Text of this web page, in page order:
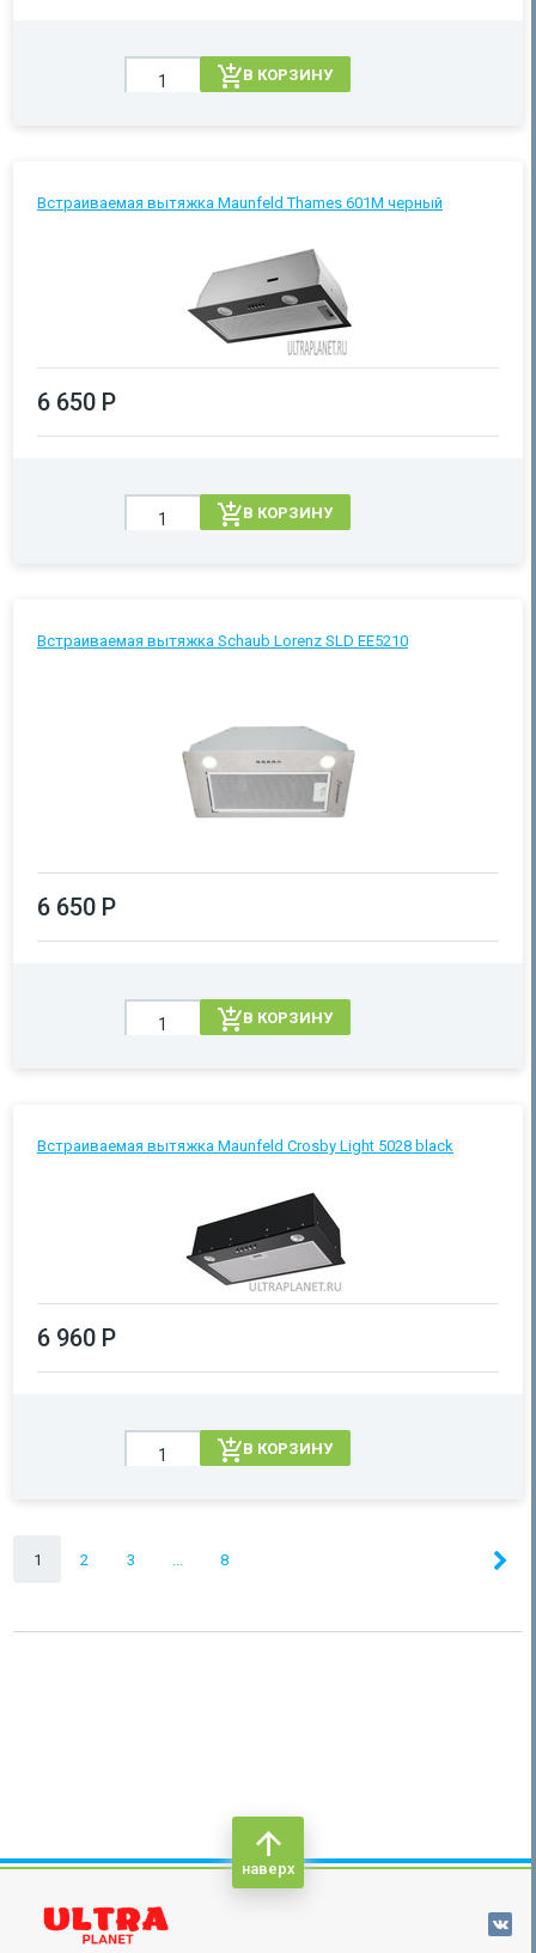
В КОРЗИНУ
Встраиваемая вытяжка Maunfeld Thames 601M черный
6 650 Р
В КОРЗИНУ
Встраиваемая вытяжка Schaub Lorenz SLD EE5210
6 650 Р
В КОРЗИНУ
Встраиваемая вытяжка Maunfeld Crosby Light 5028 black
6 960 Р
В КОРЗИНУ
1 2 3 ... 8
наверх